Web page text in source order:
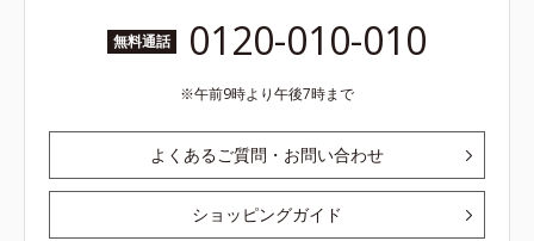
無料通話 0120-010-010
午前9時より午後7時まで
よくあるご質問・お問い合わせ
ショッピングガイド